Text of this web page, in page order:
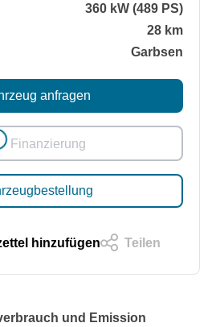
360 kW (489 PS)
28 km
Garbsen
anfragen
Finanzierung
hinzufügen Teilen
und Emission